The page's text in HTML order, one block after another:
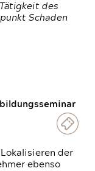
des
Schaden
der
ebenso